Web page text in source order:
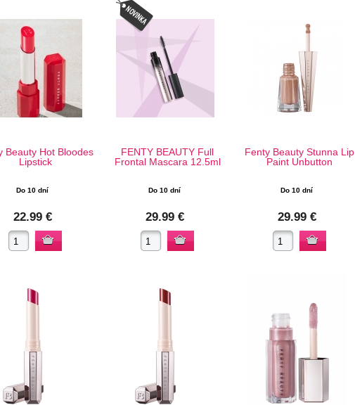
Beauty Hot Bloodes
Lipstick
Do 10 dní
22.99 €
FENTY BEAUTY Full
Frontal Mascara 12.5ml
Do 10 dní
29.99 €
Fenty Beauty Stunna Lip
Paint Unbutton
Do 10 dní
29.99 €